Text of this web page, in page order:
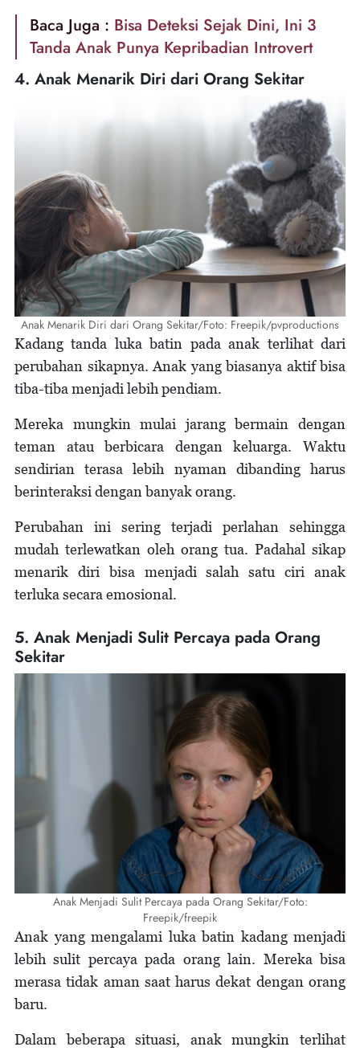
Baca Juga : Bisa Deteksi Sejak Dini, Ini 3
Tanda Anak Punya Kepribadian Introvert
4. Anak Menarik Diri dari Orang Sekitar
Anak Menarik Diri dari Orang Sekitar/Foto: Freepik/pvproductions
Kadang tanda luka batin pada anak terlihat dari
perubahan sikapnya. Anak yang biasanya aktif bisa
tiba-tiba menjadi lebih pendiam.
Mereka mungkin mulai jarang bermain dengan
teman atau berbicara dengan keluarga. Waktu
sendirian terasa lebih nyaman dibanding harus
berinteraksi dengan banyak orang.
Perubahan ini sering terjadi perlahan sehingga
mudah terlewatkan oleh orang tua. Padahal sikap
menarik diri bisa menjadi salah satu ciri anak
terluka secara emosional.
5. Anak Menjadi Sulit Percaya pada Orang
Sekitar
Anak Menjadi Sulit Percaya pada Orang Sekitar/Foto:
Freepik/freepik
Anak yang mengalami luka batin kadang menjadi
lebih sulit percaya pada orang lain. Mereka bisa
merasa tidak aman saat harus dekat dengan orang
baru.
Dalam beberapa situasi, anak mungkin terlihat